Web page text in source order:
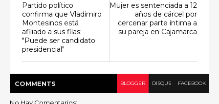
Mujer es sentenciada a 12
años de cárcel por
cercenar parte íntima a
su pareja en Cajamarca
Partido político
confirma que Vladimiro
Montesinos está
afiliado a sus filas:
"Puede ser candidato
presidencial"
COMMENTS BLOGGER DISQUS FACEBOOK
No Hay Comentarios: